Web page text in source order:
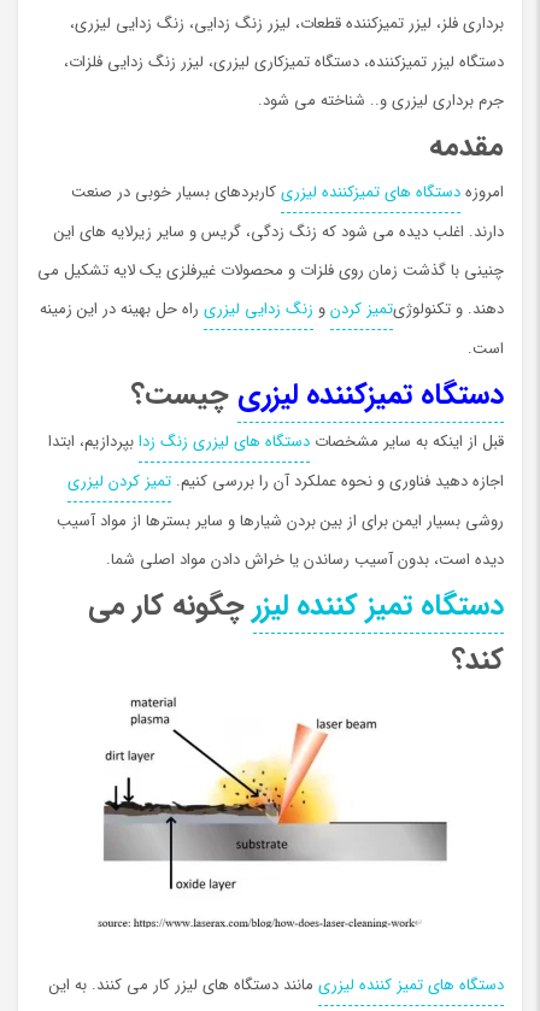
برداری فلز، لیزر تمیزکننده قطعات، لیزر زنگ زدایی، زنگ زدایی لیزری،
دستگاه لیزر تمیزکننده، دستگاه تمیزکاری لیزری، لیزر زنگ زدایی فلزات،
جرم برداری لیزری و.. شناخته می شود.
مقدمه
امروزهدستگاه های تمیزکننده لیزریکاربردهای بسیار خوبی در صنعت
دارند. اغلب دیده می شود که زنگ زدگی، گریس و سایر زیرلایه های این
چنینی با گذشت زمان روی فلزات و محصولات غیرفلزی یک لایه تشکیل می
دهند. و تکنولوژیتمیز کردنو زنگ زدايي لیزری راه حل بهينه در اين زمينه
است.
دستگاه تمیزکننده لیزری چیست؟
قبل از اینکه به سایر مشخصات دستگاه های لیزری زنگ زدابپردازیم، ابتدا
اجازه دهید فناوری و نحوه عملکرد آن را بررسی کنیم. تمیز کردن لیزري
روشی بسیار ایمن برای از بین بردن شیارها و سایر بسترها از مواد آسیب
دیده است، بدون آسیب رساندن یا خراش دادن مواد اصلی شما.
دستگاه تمیز کننده لیزرچگونه کار می
کند؟
دستگاه های تميز كننده لیزری مانند دستگاه های لیزر کار می کنند. به این